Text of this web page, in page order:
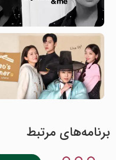
برنامه‌های مرتبط